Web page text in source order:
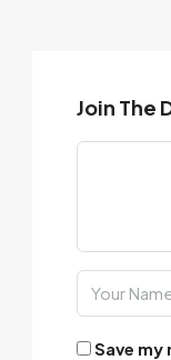
Join The
Save